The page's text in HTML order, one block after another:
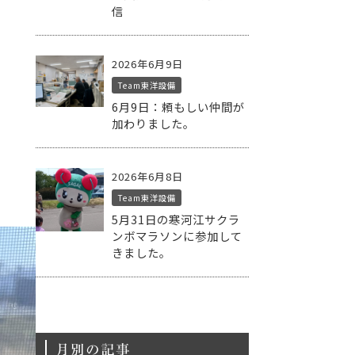
信
2026年6月9日
Team東洋設備
6月9日：頼もしい仲間が
加わりました。
2026年6月8日
Team東洋設備
5月31日の寒河江サクラ
ンボマラソンに参加して
きました。
月別の記事